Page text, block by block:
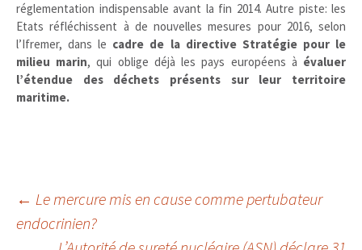
réglementation indispensable avant la fin 2014. Autre piste: les
Etats réfléchissent à de nouvelles mesures pour 2016, selon
l’Ifremer, dans le cadre de la directive Stratégie pour le
milieu marin, qui oblige déjà les pays européens à évaluer
l’étendue des déchets présents sur leur territoire
maritime.
Navigation
← Le mercure mis en cause comme pertubateur
endocrinien?